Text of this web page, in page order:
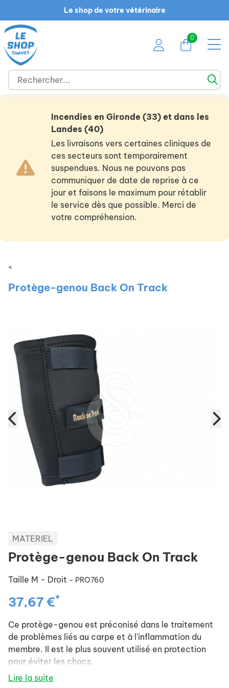
Le shop de votre vétérinaire
0
Incendies en Gironde (33) et dans les
Landes (40)
Les livraisons vers certaines cliniques de
ces secteurs sont temporairement
suspendues. Nous ne pouvons pas
communiquer de date de reprise à ce
jour et faisons le maximum pour rétablir
le service dès que possible. Merci de
votre compréhension.
<
Protège-genou Back On Track
MATERIEL
Protège-genou Back On Track
Taille M - Droit - PRO760
37,67 €*
Ce protège-genou est préconisé dans le traitement
de problèmes liés au carpe et à l'inflammation du
membre. Il est le plus souvent utilisé en protection
pour éviter les chocs.
Dimensions de la largeur du protège-genou :
Lire la suite